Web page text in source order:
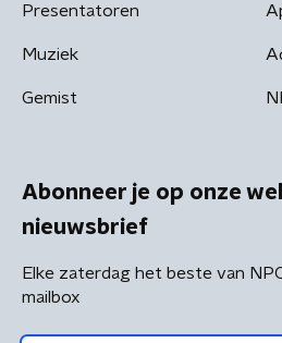
Presentatoren
Muziek
Gemist
Abonneer je op onze
nieuwsbrief
Elke zaterdag het beste van
mailbox